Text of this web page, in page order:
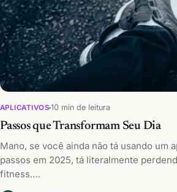
APLICATIVOS 10 min de leitura
Passos que Transformam Seu Dia
Mano, se você ainda não tá usando um
passos em 2025, tá literalmente
fitness.…